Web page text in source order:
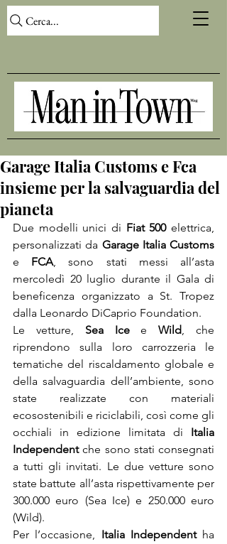
Cerca...
Garage Italia Customs e Fca
insieme per la salvaguardia del
pianeta
Due modelli unici di Fiat 500 elettrica,
personalizzati da
e FCA, sono stati messi all’asta
mercoledì 20 luglio durante il Gala di
beneficenza organizzato a St. Tropez
Le vetture, Sea Ice e Wild, che
riprendono sulla loro carrozzeria le
tematiche del riscaldamento globale e
della salvaguardia dell’ambiente, sono
state realizzate con materiali
ecosostenibili e riciclabili, così come gli
occhiali in edizione limitata di Italia
Independent che sono stati consegnati
a tutti gli invitati. Le due vetture sono
state battute all’asta rispettivamente per
300.000 euro (Sea Ice) e 250.000 euro
(Wild).
Per l’occasione, Italia Independent ha